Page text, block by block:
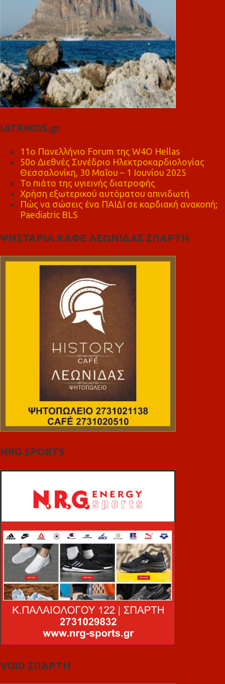
IATRIKOS.gr
11ο Πανελλήνιο Forum της W4O Hellas
50ο Διεθνές Συνέδριο Ηλεκτροκαρδιολογίας
Θεσσαλονίκη, 30 Μαΐου – 1 Ιουνίου 2025
Το πιάτο της υγιεινής διατροφής
Χρήση εξωτερικού αυτόματου απινιδωτή
Πώς να σώσεις ένα ΠΑΙΔΙ σε καρδιακή ανακοπή;
Paediatric BLS
ΨΗΣΤΑΡΙΑ ΚΑΦΕ ΛΕΩΝΙΔΑΣ ΣΠΑΡΤΗ
NRG SPORTS
VOiD ΣΠΑΡΤΗ